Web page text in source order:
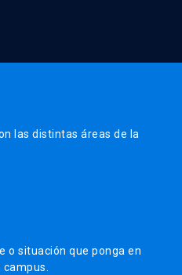
las distintas áreas de la
o situación que ponga en